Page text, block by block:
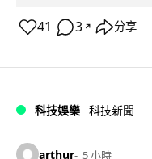
41 3 ↗ 分享
科技娛樂 科技新聞
arthur 5 小時